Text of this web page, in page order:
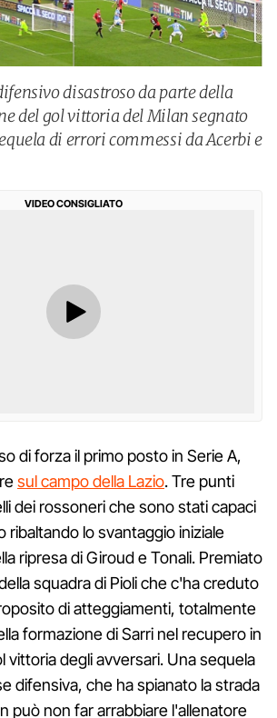
disastroso da parte della
del gol vittoria del Milan segnato
di errori commessi da Acerbi e
VIDEO CONSIGLIATO
di forza il primo posto in Serie A,
sul campo della Lazio. Tre punti
dei rossoneri che sono stati capaci
ribaltando lo svantaggio iniziale
ripresa di Giroud e Tonali. Premiato
squadra di Pioli che c'ha creduto
di atteggiamenti, totalmente
formazione di Sarri nel recupero in
vittoria degli avversari. Una sequela
difensiva, che ha spianato la strada
può non far arrabbiare l'allenatore